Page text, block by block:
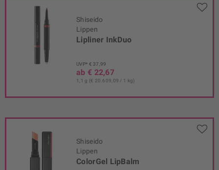
Shiseido
Lippen
Lipliner InkDuo
UVP* € 37,99
ab € 22,67
1,1 g (€ 20.609,09 / 1 kg)
Shiseido
Lippen
ColorGel LipBalm